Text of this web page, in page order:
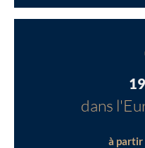
dans
à partir